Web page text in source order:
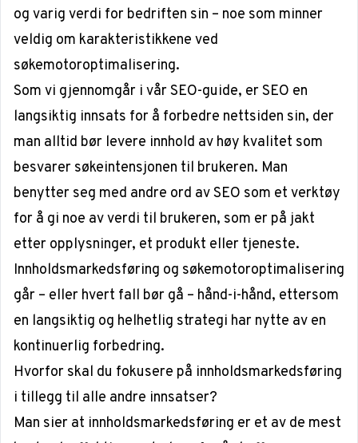
og varig verdi for bedriften sin – noe som minner
veldig om karakteristikkene ved
søkemotoroptimalisering.
Som vi gjennomgår i vår SEO-guide, er SEO en
langsiktig innsats for å forbedre nettsiden sin, der
man alltid bør levere innhold av høy kvalitet som
besvarer søkeintensjonen til brukeren. Man
benytter seg med andre ord av SEO som et verktøy
for å gi noe av verdi til brukeren, som er på jakt
etter opplysninger, et produkt eller tjeneste.
Innholdsmarkedsføring og søkemotoroptimalisering
går – eller hvert fall bør gå – hånd-i-hånd, ettersom
en langsiktig og helhetlig strategi har nytte av en
kontinuerlig forbedring.
Hvorfor skal du fokusere på innholdsmarkedsføring
i tillegg til alle andre innsatser?
Man sier at innholdsmarkedsføring er et av de mest